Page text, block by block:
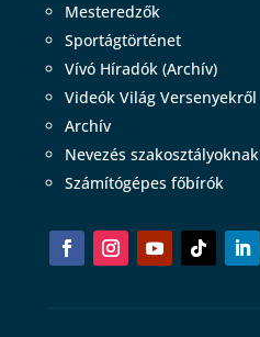
Mesteredzők
Sportágtörténet
Vívó Híradók (Archív)
Videók Világ Versenyekről
Archív
Nevezés szakosztályoknak
Számítógépes főbírók